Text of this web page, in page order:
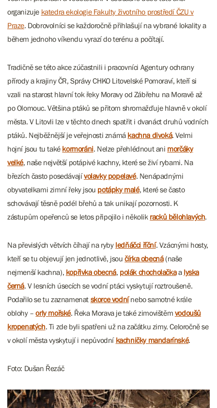
organizuje katedra ekologie Fakulty životního prostředí ČZU v
Praze. Dobrovolníci se každoročně přihlašují na vybrané lokality a
během jednoho víkendu vyrazí do terénu a počítají.
Tradičně se této akce zúčastnili i pracovníci Agentury ochrany
přírody a krajiny ČR, Správy CHKO Litovelské Pomoraví, kteří si
vzali na starost hlavní tok řeky Moravy od Zábřehu na Moravě až
po Olomouc. Většina ptáků se přitom shromažďuje hlavně v okolí
města. V Litovli lze v těchto dnech spatřit i dvanáct druhů vodních
ptáků. Nejběžnější je veřejnosti známá kachna divoká. Velmi
hojní jsou tu také kormoráni. Nelze přehlédnout ani morčáky
velké, naše největší potápivé kachny, které se živí rybami. Na
březích často posedávajívolavky popelavé. Nenápadnými
obyvatelkami zimní řeky jsou potápky malé, které se často
schovávají těsně podél břehů a tak unikají pozornosti. K
zástupům opeřenců se letos připojilo i několik racků bělohlavých.
Na převislých větvích číhají na ryby ledňáčci říční. Vzácnými hosty,
kteří se tu objevují jen jednotlivě, jsoučírka obecná(naše
nejmenší kachna), kopřivka obecná, polák chocholačkaa lyska
černá. V lesních úsecích se vodní ptáci vyskytují roztroušeně.
Podařilo se tu zaznamenat skorce vodnínebo samotné krále
oblohy –orly mořské. Řeka Morava je také zimovištěm vodoušů
kropenatých. Ti zde byli spatřeni už na začátku zimy. Celoročně se
v okolí města vyskytují i nepůvodní kachničky mandarínské.
Foto: Dušan Řezáč